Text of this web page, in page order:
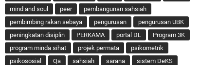
mind and soul
peer
pembangunan sahsiah
pembimbing rakan sebaya
pengurusan
pengurusan UBK
peningkatan disiplin
PERKAMA portal DL
Program 3K
program minda sihat
projek permata
psikometrik
psikososial
Qa sahsiah sarana
sistem DeKS